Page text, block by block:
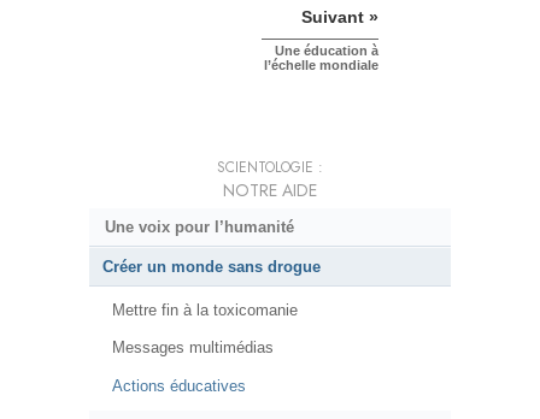
Suivant »
Une éducation à
l’échelle mondiale
SCIENTOLOGIE :
NOTRE AIDE
Une voix pour l’humanité
Créer un monde sans drogue
Mettre fin à la toxicomanie
Messages multimédias
Actions éducatives